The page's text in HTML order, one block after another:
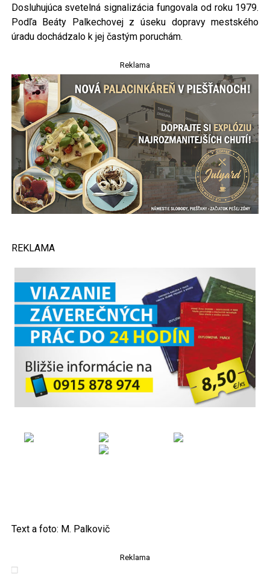
Dosluhujúca svetelná signalizácia fungovala od roku 1979.
Podľa Beáty Palkechovej z úseku dopravy mestského
úradu dochádzalo k jej častým poruchám.
Reklama
REKLAMA
Text a foto: M. Palkovič
Reklama